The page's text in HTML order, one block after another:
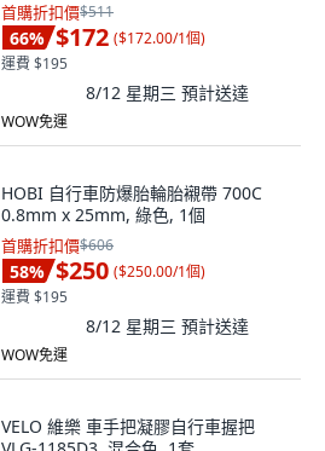
首購折扣價$511
66% $172 ($172.00/1個)
運費 $195
8/12 星期三 預計送達
WOW免運
HOBI 自行車防爆胎輪胎襯帶 700C
0.8mm x 25mm, 綠色, 1個
首購折扣價$606
58% $250 ($250.00/1個)
運費 $195
8/12 星期三 預計送達
WOW免運
VELO 維樂 車手把凝膠自行車握把